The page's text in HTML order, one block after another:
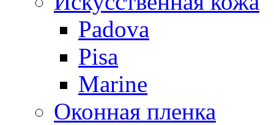
Padova
Pisa
Marine
Оконная пленка